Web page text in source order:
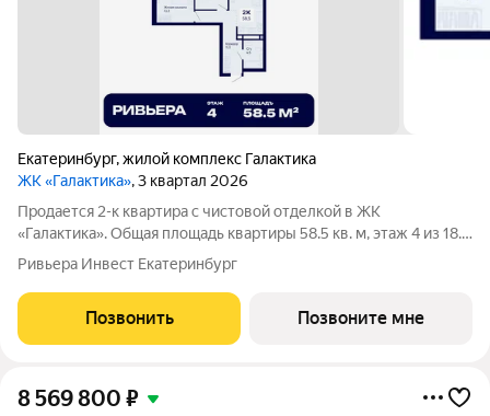
Екатеринбург,жилой комплекс Галактика
ЖК «Галактика», 3 квартал 2026
Продается 2-к квартира с чистовой отделкой в ЖК
«Галактика». Общая площадь квартиры 58.5 кв. м, этаж 4 из 18.
ЖК «Галактика» дом повышенного комфорта в составе
квартала «Космос» на проспекте Космонавтов. Это формат для
тех, кто любит городскую
Ривьера Инвест Екатеринбург
Позвонить Позвоните мне
8 569 800 ₽